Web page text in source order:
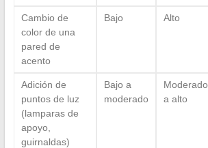
Cambio de
color de una
pared de
acento
Bajo Alto
Adición de
puntos de luz
(lamparas de
apoyo,
guirnaldas)
Bajo a
moderado
Moderado
a alto